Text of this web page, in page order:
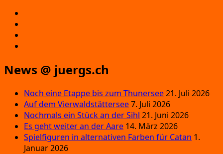
News @ juergs.ch
Noch eine Etappe bis zum Thunersee21. Juli 2026
Auf dem Vierwaldstättersee7. Juli 2026
Nochmals ein Stück an der Sihl 21. Juni 2026
Es geht weiter an der Aare 14. März 2026
Spielfiguren in alternativen Farben für Catan 1.
Januar 2026